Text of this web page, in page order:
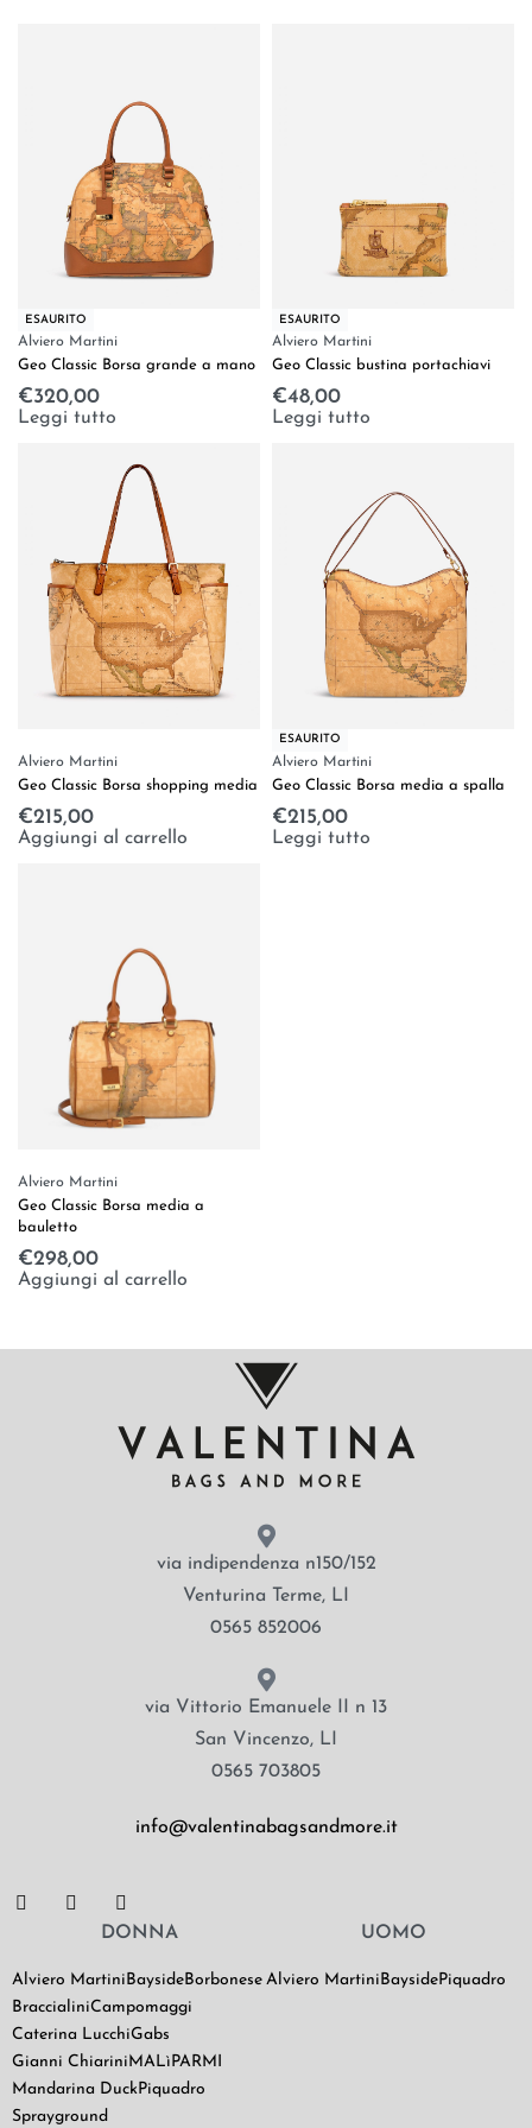
ESAURITO
Alviero Martini
Geo Classic Borsa grande a mano
€320,00
Leggi tutto
ESAURITO
Alviero Martini
Geo Classic bustina portachiavi
€48,00
Leggi tutto
Alviero Martini
Geo Classic Borsa shopping media
€215,00
Aggiungi al carrello
ESAURITO
Alviero Martini
Geo Classic Borsa media a spalla
€215,00
Leggi tutto
Alviero Martini
Geo Classic Borsa media a
bauletto
€298,00
Aggiungi al carrello
via indipendenza n150/152
Venturina Terme, LI
0565 852006
via Vittorio Emanuele II n 13
San Vincenzo, LI
0565 703805
info@valentinabagsandmore.it
DONNA
Alviero Martini BaysideBorbonese
BraccialiniCampomaggi
Caterina LucchiGabs
Gianni Chiarini MALìPARMI
Mandarina DuckPiquadro
Sprayground
UOMO
Alviero Martini BaysidePiquadro